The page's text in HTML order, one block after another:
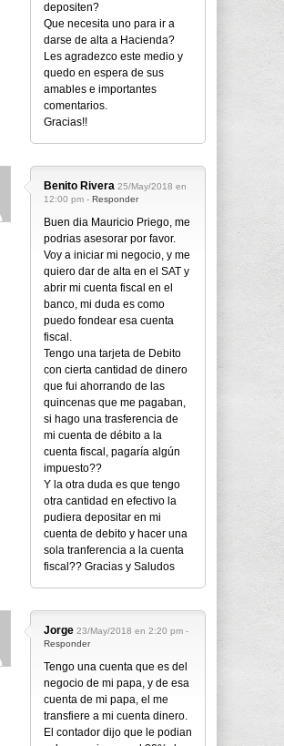
depositen?
Que necesita uno para ir a
darse de alta a Hacienda?
Les agradezco este medio y
quedo en espera de sus
amables e importantes
comentarios.
Gracias!!
Benito Rivera 25/May/2018 en
12:00 pm - Responder
Buen dia Mauricio Priego, me
podrias asesorar por favor.
Voy a iniciar mi negocio, y me
quiero dar de alta en el SAT y
abrir mi cuenta fiscal en el
banco, mi duda es como
puedo fondear esa cuenta
fiscal.
Tengo una tarjeta de Debito
con cierta cantidad de dinero
que fui ahorrando de las
quincenas que me pagaban,
si hago una trasferencia de
mi cuenta de débito a la
cuenta fiscal, pagaría algún
impuesto??
Y la otra duda es que tengo
otra cantidad en efectivo la
pudiera depositar en mi
cuenta de debito y hacer una
sola tranferencia a la cuenta
fiscal?? Gracias y Saludos
Jorge 23/May/2018 en 2:20 pm -
Responder
Tengo una cuenta que es del
negocio de mi papa, y de esa
cuenta de mi papa, el me
transfiere a mi cuenta dinero.
El contador dijo que le podian